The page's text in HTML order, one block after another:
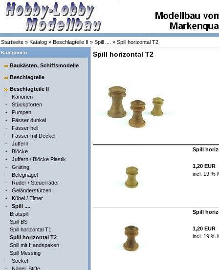
Startseite » Katalog » Beschlagteile II » Spill .... » Spill horizontal T2
Kategorien
Baukästen, Schiffsmodelle
Beschlagteile
Beschlagteile II
- Kanonen
- Stückpforten
- Pumpen
- Fässer dunkel
- Fässer hell
- Fässer mit Deckel
- Juffern
- Blöcke
- Juffern / Blöcke Plastik
- Gräting
- Belegnägel
- Ruder / Steuerräder
- Geländerstützen
- Kübel / Eimer
- Spill ....
Bratspill
Spill BS
Spill horizontal T1
Spill horizontal T2
Spill mit Handspaken
Spill Messing
- Sockel
- Nägel, Stifte ....
Spill horizontal T2
Spill
1,20 EUR
incl. 19 %
Spill
1,20 EUR
incl. 19 %